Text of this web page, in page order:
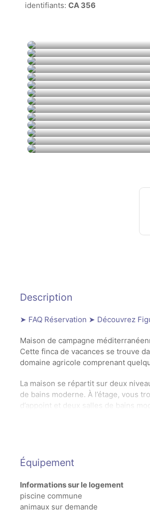
identifiants: CA 356
Description
➤ FAQ Réservation ➤ Découvrez
Maison de campagne
Cette finca de vacances se trouve
domaine agricole comprenant
La maison se répartit sur deux
de bains moderne. À l’étage, vous
d’appoint et deux salles de bains
La situation, entre le parc naturel du
pour des activités telles que la
d’Empúries avec son centre
Équipement
Informations sur le logement
piscine commune
animaux sur demande